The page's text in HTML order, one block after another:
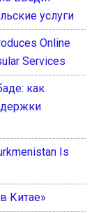
услуги
Online
Services
как
Is
Китае»